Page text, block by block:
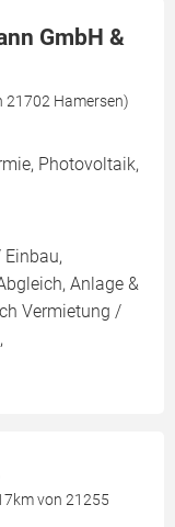
GmbH &
21702 Hamersen)
Photovoltaik,
Anlage &
Vermietung /
von 21255